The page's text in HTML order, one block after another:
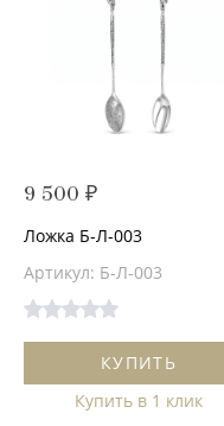
9 500 ₽
Ложка Б-Л-003
Артикул: Б-Л-003
КУПИТЬ
Купить в 1 клик